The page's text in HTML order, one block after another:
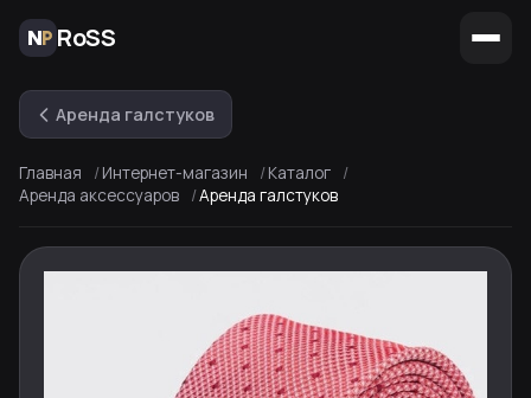
RoSS
Аренда галстуков
Главная Интернет-магазин
Каталог
Аренда аксессуаров
Аренда галстуков